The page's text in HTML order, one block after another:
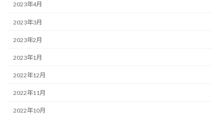
2023年4月
2023年3月
2023年2月
2023年1月
2022年12月
2022年11月
2022年10月